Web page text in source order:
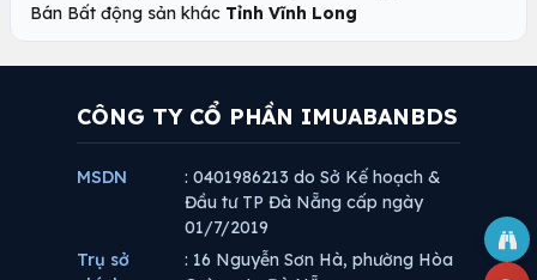
Bán Bất động sản khác Tỉnh Vĩnh Long
CÔNG TY CỔ PHẦN IMUABANBDS
MSDN
: 0401986213 do Sở Kế hoạch &
Đầu tư TP Đà Nẵng cấp ngày
01/7/2019
Trụ sở
: 16 Nguyễn Sơn Hà, phường Hòa